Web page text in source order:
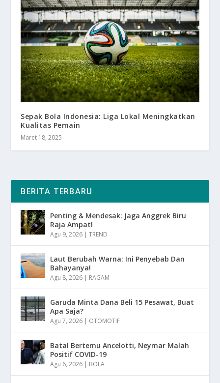
Sepak Bola Indonesia: Liga Lokal Meningkatkan
Kualitas Pemain
Maret 18, 2025
BERITA TERBARU
Penting & Mendesak: Jaga Anggrek Biru
Raja Ampat!
Agu 9, 2026 |TREND
Laut Berubah Warna: Ini Penyebab Dan
Bahayanya!
Agu 8, 2026 | RAGAM
Garuda Minta Dana Beli 15 Pesawat, Buat
Apa Saja?
Agu 7, 2026 | OTOMOTIF
Batal Bertemu Ancelotti, Neymar Malah
Positif COVID-19
Agu 6, 2026 | BOLA